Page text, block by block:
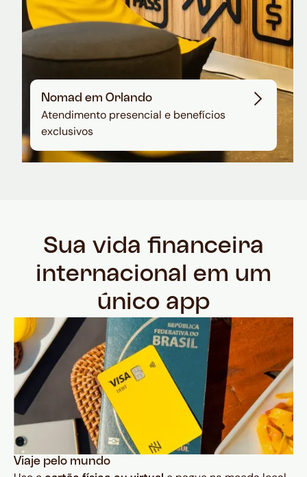
Nomad em Orlando
Atendimento presencial e benefícios
exclusivos
Sua vida financeira
internacional em um
único app
Viaje pelo mundo